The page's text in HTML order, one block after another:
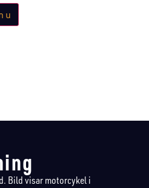
Bild visar motorcykel i